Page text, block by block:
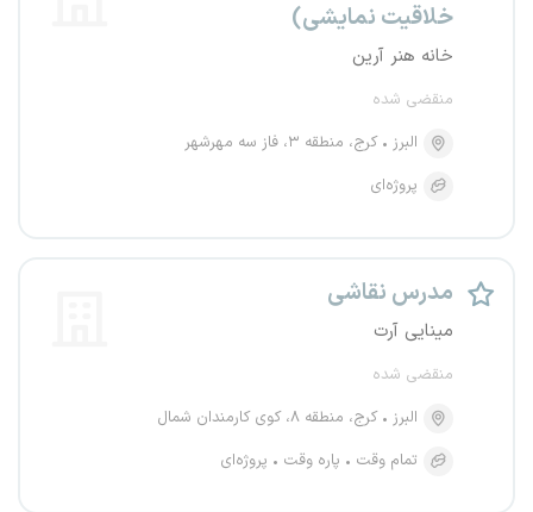
خلاقیت نمایشی)
خانه هنر آرین
منقضی شده
البرز
کرج، منطقه ۳، فاز سه مهرشهر
پروژه‌ای
مدرس نقاشی
مینایی آرت
منقضی شده
البرز
کرج، منطقه ۸، کوی کارمندان شمال
تمام وقت
پاره وقت پروژه‌ای